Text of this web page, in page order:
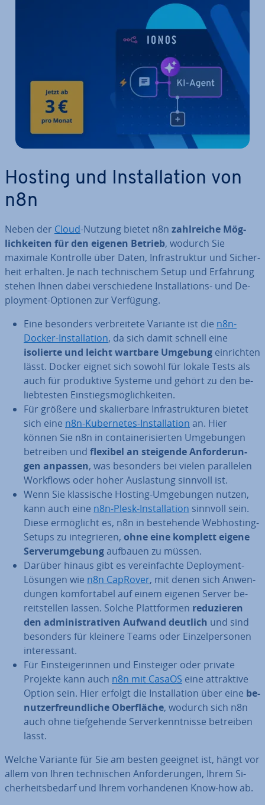
Hosting und In­stal­la­ti­on von
n8n
Neben der Cloud-Nutzung bietet n8n zahl­rei­che Mög­
lich­kei­ten für den eigenen Betrieb, wodurch Sie
maximale Kontrolle über Daten, In­fra­struk­tur und Si­cher­
heit erhalten. Je nach tech­ni­schem Setup und Erfahrung
stehen Ihnen dabei ver­schie­de­ne In­stal­la­ti­ons- und De­
ploy­ment-Optionen zur Verfügung.
Eine besonders ver­brei­te­te Variante ist die n8n-
Docker-In­stal­la­ti­on, da sich damit schnell eine
isolierte und leicht wartbare Umgebung ein­rich­ten
lässt. Docker eignet sich sowohl für lokale Tests als
auch für pro­duk­ti­ve Systeme und gehört zu den be­
lieb­tes­ten Ein­stiegs­mög­lich­kei­ten.
Für größere und ska­lier­ba­re In­fra­struk­tu­ren bietet
sich eine n8n-Ku­ber­netes-In­stal­la­ti­on an. Hier
können Sie n8n in con­tai­ne­ri­sier­ten Um­ge­bun­gen
betreiben und flexibel an steigende An­for­de­run­
gen anpassen, was besonders bei vielen par­al­le­len
Workflows oder hoher Aus­las­tung sinnvoll ist.
Wenn Sie klas­si­sche Hosting-Um­ge­bun­gen nutzen,
kann auch eine n8n-Plesk-In­stal­la­ti­on sinnvoll sein.
Diese er­mög­licht es, n8n in be­stehen­de Web­hos­ting-
Setups zu in­te­grie­ren, ohne eine komplett eigene
Ser­ver­um­ge­bungaufbauen zu müssen.
Darüber hinaus gibt es ver­ein­fach­te De­ploy­ment-
Lösungen wie n8n CapRover, mit denen sich An­wen­
dun­gen kom­for­ta­bel auf einem eigenen Server be­
reit­stel­len lassen. Solche Platt­for­men re­du­zie­ren
den ad­mi­nis­tra­ti­ven Aufwand deutlich und sind
besonders für kleinere Teams oder Ein­zel­per­so­nen
in­ter­es­sant.
Für Ein­stei­ge­rin­nen und Ein­stei­ger oder private
Projekte kann auch n8n mit CasaOS eine at­trak­ti­ve
Option sein. Hier erfolgt die In­stal­la­ti­on über eine be­
nut­zer­freund­li­che Ober­flä­che, wodurch sich n8n
auch ohne tief­ge­hen­de Ser­ver­kennt­nis­se betreiben
lässt.
Welche Variante für Sie am besten geeignet ist, hängt vor
allem von Ihren tech­ni­schen An­for­de­run­gen, Ihrem Si­
cher­heits­be­darf und Ihrem vor­han­de­nen Know-how ab.